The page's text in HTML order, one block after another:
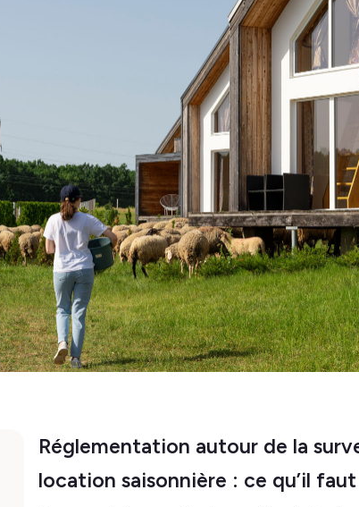
Réglementation autour de la
location saisonnière : ce qu’il